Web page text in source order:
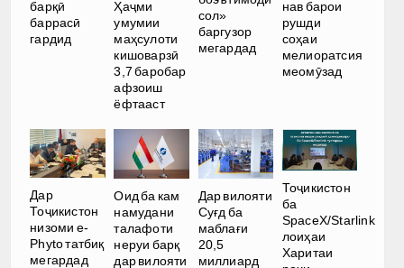
барқӣ
баррасӣ
гардид
Ҳаҷми
умумии
маҳсулоти
кишоварзӣ
3,7 баробар
афзоиш
ёфтааст
сол»
баргузор
мегардад
нав барои
рушди
соҳаи
мелиоратсия
меомӯзад
Дар
Тоҷикистон
низоми e-
Phyto татбиқ
мегардад
Оид ба кам
намудани
талафоти
неруи барқ
дар вилояти
Дар вилояти
Суғд ба
маблағи
20,5
миллиард
Тоҷикистон
ба
SpaceX/Starlink
лоиҳаи
Харитаи